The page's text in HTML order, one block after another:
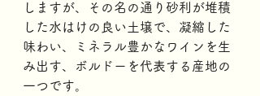
しますが、その名の通り砂利が堆積
した水はけの良い土壌で、凝縮した
味わい、ミネラル豊かなワインを生
み出す、ボルドーを代表する産地の
一つです。